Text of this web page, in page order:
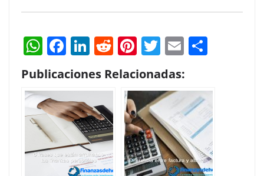
W
h
at
s
A
p
p
F
ac
e
b
o
o
k
Li
k
e
dI
n
R
e
d
di
Pi
nt
er
e
st
T
w
itt
er
E
ai
l
Publicaciones Relacionadas: